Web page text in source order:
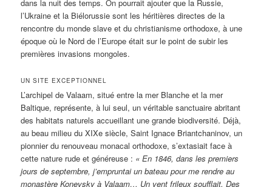
dans la nuit des temps. On pourrait ajouter que la Russie,
l’Ukraine et la Biélorussie sont les héritières directes de la
rencontre du monde slave et du christianisme orthodoxe, à une
époque où le Nord de l’Europe était sur le point de subir les
premières invasions mongoles.
UN SITE EXCEPTIONNEL
L’archipel de Valaam, situé entre la mer Blanche et la mer
Baltique, représente, à lui seul, un véritable sanctuaire abritant
des habitats naturels accueillant une grande biodiversité. Déjà,
au beau milieu du XIXe siècle, Saint Ignace Briantchaninov, un
pionnier du renouveau monacal orthodoxe, s’extasiait face à
cette nature rude et généreuse : « En 1846, dans les premiers
jours de septembre, j’empruntai un bateau pour me rendre au
monastère Konevsky à Valaam… Un vent frileux soufflait. Des